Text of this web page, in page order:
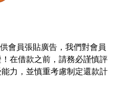
會員張貼廣告，我們對會員
在借款之前，請務必謹慎評
力，並慎重考慮制定還款計